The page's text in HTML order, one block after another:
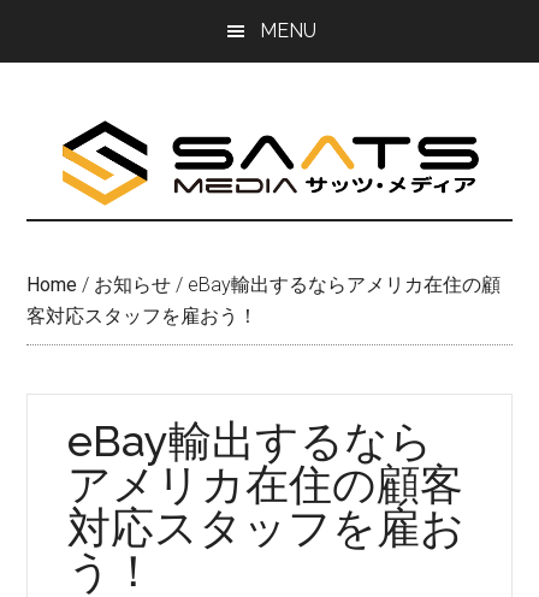
MENU
Home / お知らせ / eBay輸出するならアメリカ在住の顧
客対応スタッフを雇おう！
eBay輸出するなら
アメリカ在住の顧客
対応スタッフを雇お
う！